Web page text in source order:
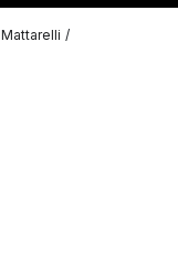
Mattarelli /